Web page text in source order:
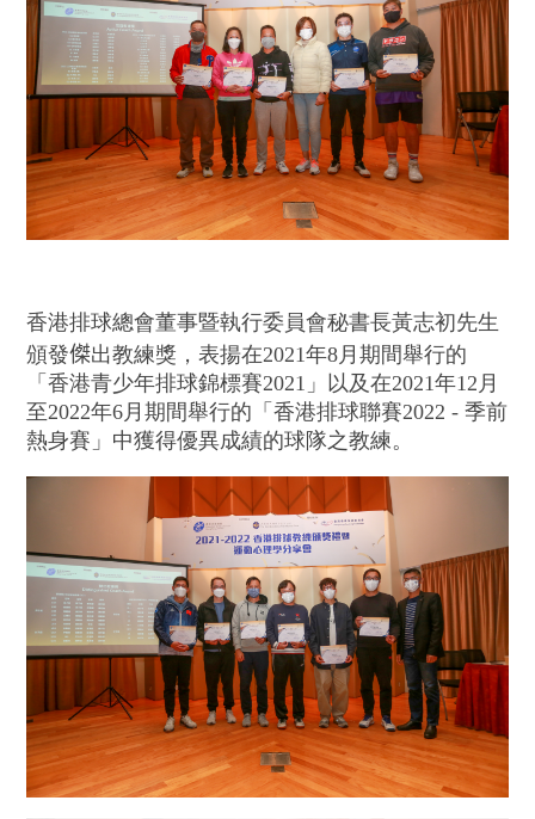
香港排球總會董事暨執行委員會秘書長黃志初先生
頒發𠎀出教練獎，表揚在2021年8月期間舉行的
「香港青少年排球錦標賽2021」以及在2021年12月
至2022年6月期間舉行的「香港排球聯賽2022 - 季前
熱身賽」中獲得優異成績的球隊之教練。